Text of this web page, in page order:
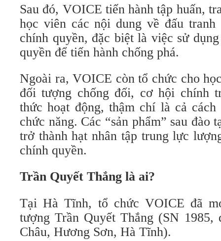
Sau đó, VOICE tiến hành tập huấn,
học viên các nội dung về đấu
chính quyền, đặc biệt là việc sử
quyền để tiến hành chống phá.
Ngoài ra, VOICE còn tổ chức cho
đối tượng chống đối, cơ hội chính
thức hoạt động, thậm chí là cả
chức năng. Các “sản phẩm” sau đào
trở thành hạt nhân tập trung lực
chính quyền.
Trần Quyết Thắng là ai?
Tại Hà Tĩnh, tổ chức VOICE đã
tượng Trần Quyết Thắng (SN 1985,
Châu, Hương Sơn, Hà Tĩnh).